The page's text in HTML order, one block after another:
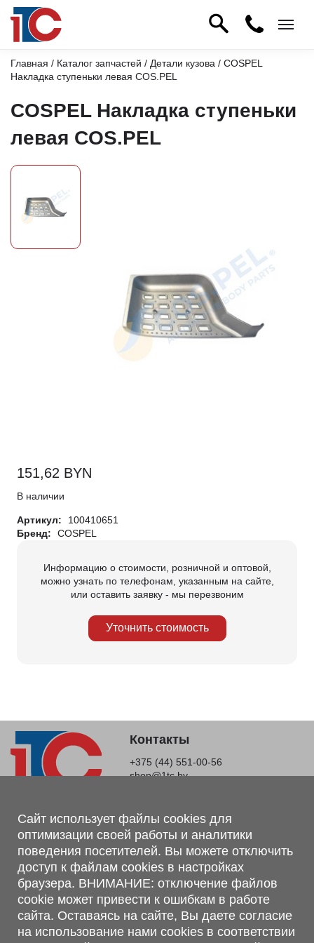
Главная / Каталог запчастей / Детали кузова / COSPEL
Накладка ступеньки левая COS.PEL
COSPEL Накладка ступеньки
левая COS.PEL
151,62 BYN
В наличии
Артикул:
100410651
Бренд:
COSPEL
Информацию о стоимости, розничной и оптовой,
можно узнать по телефонам, указанным на сайте,
или оставить заявку - мы перезвоним
Уточнить стоимость
Контакты
+375 (44) 551-00-56
shop@1tc.by
Магазин, склад
г. Минск, Минский р-н, п. Привольный, ул. Мира, 20А,
223062
г. Брест, ул. Лейтенанта Рябцева, 108 В, 224701
Обращаем Ваше внимание, что вся предоставленная на сайте
информация, касающаяся комплектаций, технических
характеристик, цветовых сочетаний, а также стоимости и
сервисного обслуживания носит информационный характер и
Сайт использует файлы cookies для
оптимизации своей работы и аналитики
поведения посетителей. Вы можете отключить
доступ к файлам cookies в настройках
браузера. ВНИМАНИЕ: отключение файлов
cookie может привести к ошибкам в работе
сайта. Оставаясь на сайте, Вы даете согласие
на использование нами cookies в соответствии